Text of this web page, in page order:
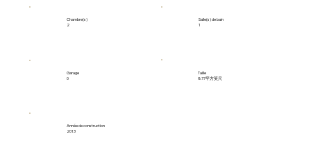
Chambre(s)
2
Salle(s) de bain
1
Garage
0
Année de construction
2013
Taille
877平方英尺